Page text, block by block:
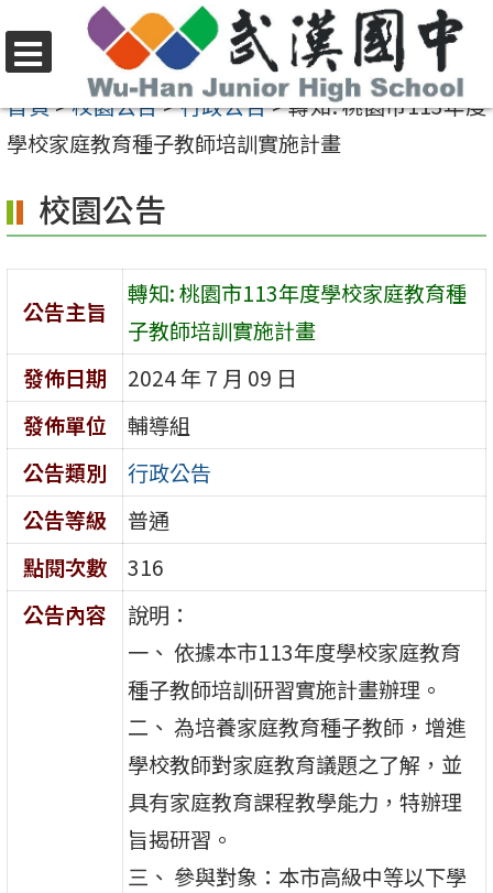
至
要
容
區
選
單
首頁>校園公告>行政公告>轉知: 桃園市113年度
學校家庭教育種子教師培訓實施計畫
校園公告
公告主旨
轉知: 桃園市113年度學校家庭教育種
子教師培訓實施計畫
發佈日期
2024 年 7 月 09 日
發佈單位
輔導組
公告類別
行政公告
公告等級
普通
點閱次數
316
公告內容
說明：
一、 依據本市113年度學校家庭教育
種子教師培訓研習實施計畫辦理。
二、 為培養家庭教育種子教師，增進
學校教師對家庭教育議題之了解，並
具有家庭教育課程教學能力，特辦理
旨揭研習。
三、 參與對象：本市高級中等以下學